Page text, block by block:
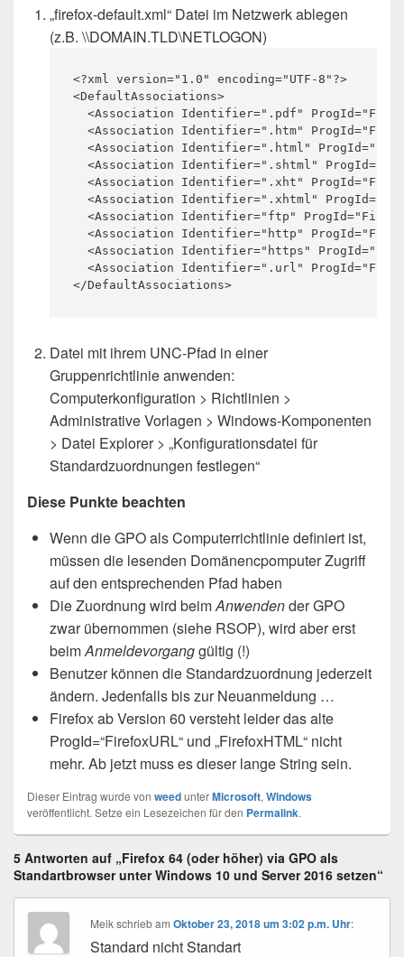
„firefox-default.xml“ Datei im Netzwerk ablegen
(z.B. \\DOMAIN.TLD\NETLOGON)
<?xml version="1.0" encoding="UTF-8"?>
<DefaultAssociations>
<Association Identifier=".pdf"
<Association Identifier=".htm"
<Association Identifier=".html"
<Association Identifier=".shtml"
<Association Identifier=".xht"
<Association Identifier=".xhtml"
<Association Identifier="ftp"
<Association Identifier="http"
<Association Identifier="https"
<Association Identifier=".url"
Datei mit ihrem UNC-Pfad in einer
Gruppenrichtlinie anwenden:
Computerkonfiguration > Richtlinien >
Administrative Vorlagen > Windows-Komponenten
> Datei Explorer > „Konfigurationsdatei für
Standardzuordnungen festlegen“
Diese Punkte beachten
Wenn die GPO als Computerrichtlinie definiert ist,
müssen die lesenden Domänencpomputer Zugriff
auf den entsprechenden Pfad haben
Die Zuordnung wird beimAnwendender GPO
zwar übernommen (siehe RSOP), wird aber erst
beimAnmeldevorganggültig (!)
Benutzer können die Standardzuordnung jederzeit
ändern. Jedenfalls bis zur Neuanmeldung …
Firefox ab Version 60 versteht leider das alte
ProgId=“FirefoxURL“ und „FirefoxHTML“ nicht
mehr. Ab jetzt muss es dieser lange String sein.
Dieser Eintrag wurde von weedunterMicrosoft, Windows
veröffentlicht. Setze ein Lesezeichen für den Permalink.
5 Antworten auf „Firefox 64 (oder höher) via GPO als
Standartbrowser unter Windows 10 und Server 2016 setzen“
Meik schriebamOktober 23, 2018 um 3:02 p.m. Uhr:
Standard nicht Standart